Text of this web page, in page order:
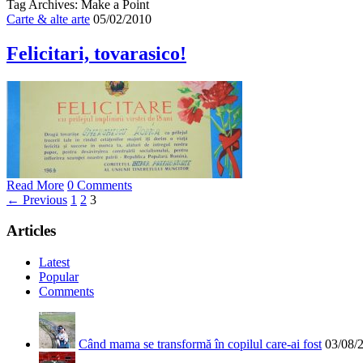
Tag Archives: Make a Point
Carte & alte arte 05/02/2010
Felicitari, tovarasico!
Read More 0 Comments
← Previous 1 2 3
Articles
Latest
Popular
Comments
Când mama se transformă în copilul care-ai fost 03/08/